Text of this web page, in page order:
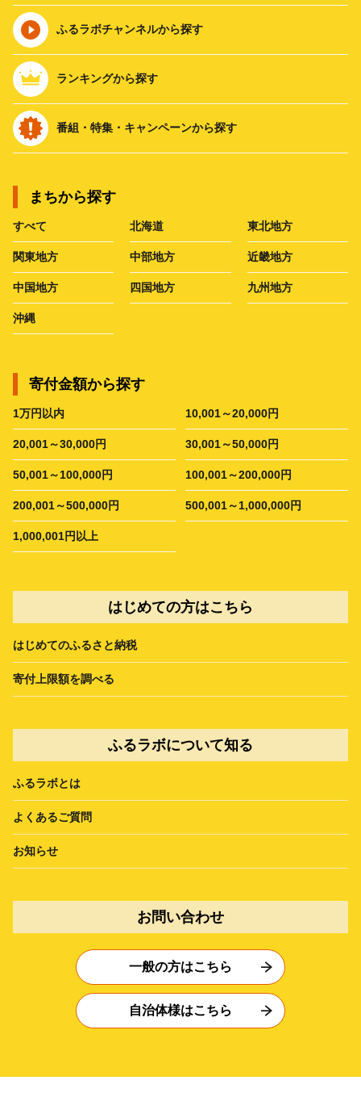
ふるラボチャンネルから探す
ランキングから探す
番組・特集・キャンペーンから探す
まちから探す
すべて 北海道 東北地方
関東地方 中部地方 近畿地方
中国地方 四国地方 九州地方
沖縄
寄付金額から探す
1万円以内 10,001～20,000円
20,001～30,000円 30,001～50,000円
50,001～100,000円 100,001～200,000円
200,001～500,000円 500,001～1,000,000円
1,000,001円以上
はじめての方はこちら
はじめてのふるさと納税
寄付上限額を調べる
ふるラボについて知る
ふるラボとは
よくあるご質問
お知らせ
お問い合わせ
一般の方はこちら
自治体様はこちら